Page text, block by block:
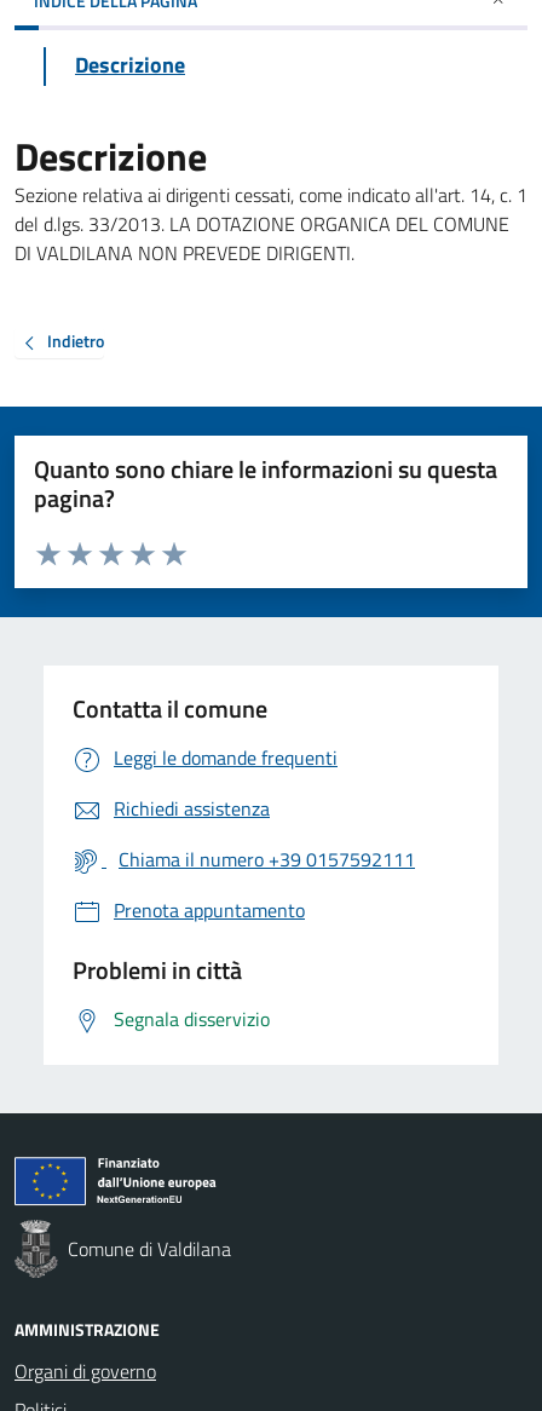
Descrizione
Descrizione
Sezione relativa ai dirigenti cessati, come indicato all'art. 14, c. 1
del d.lgs. 33/2013. LA DOTAZIONE ORGANICA DEL COMUNE
DI VALDILANA NON PREVEDE DIRIGENTI.
Indietro
Quanto sono chiare le informazioni su questa
pagina?
Valuta da 1 a 5 stelle la pagina
Valuta 5 stelle su 5
Valuta 4 stelle su 5
Valuta 3 stelle su 5
Valuta 2 stelle su 5
Valuta 1 stelle su 5
Contatta il comune
Leggi le domande frequenti
Richiedi assistenza
Chiama il numero +39 0157592111
Prenota appuntamento
Problemi in città
Segnala disservizio
Comune di Valdilana
AMMINISTRAZIONE
Organi di governo